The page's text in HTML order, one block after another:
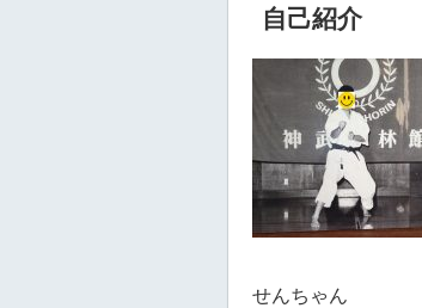
自己紹介
せんちゃん